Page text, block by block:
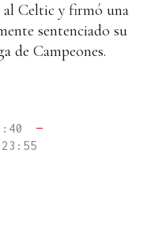
al Celtic y firmó una
sentenciado su
de Campeones.
—